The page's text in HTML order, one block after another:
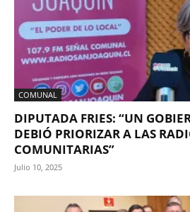
COMUNAL
DIPUTADA FRIES: “UN
DEBIÓ PRIORIZAR A LAS
COMUNITARIAS”
Julio 10, 2025